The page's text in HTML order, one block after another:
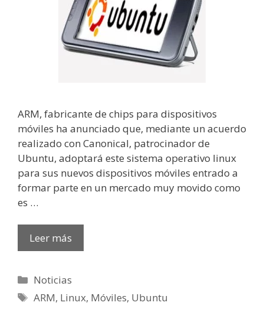
ARM, fabricante de chips para dispositivos
móviles ha anunciado que, mediante un acuerdo
realizado con Canonical, patrocinador de
Ubuntu, adoptará este sistema operativo linux
para sus nuevos dispositivos móviles entrado a
formar parte en un mercado muy movido como
es …
Leer más
Categorías
Noticias
Etiquetas
ARM, Linux, Móviles, Ubuntu